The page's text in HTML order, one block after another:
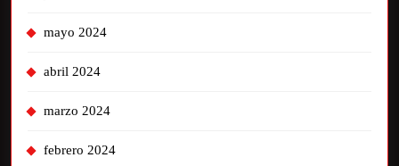
mayo 2024
abril 2024
marzo 2024
febrero 2024